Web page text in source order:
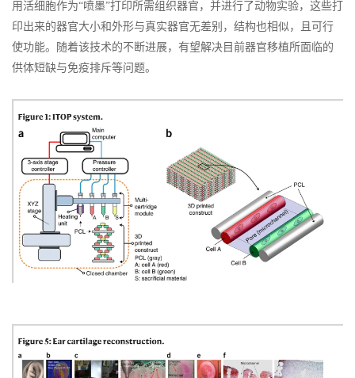
用活细胞作为“喷墨”打印所需组织器官，并进行了动物实验，这些打
印出来的器官大小和外形与真实器官无差别，结构也相似，且可行
使功能。随着该技术的不断进展，有望解决目前器官移植所面临的
供体短缺与免疫排斥等问题。